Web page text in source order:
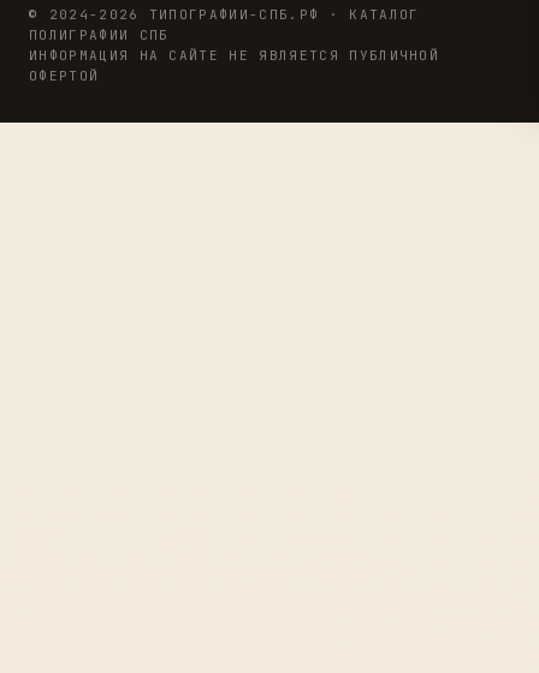
© 2024-2026 ТИПОГРАФИИ-СПБ.РФ · КАТАЛОГ
ПОЛИГРАФИИ СПБ
ИНФОРМАЦИЯ НА САЙТЕ НЕ ЯВЛЯЕТСЯ ПУБЛИЧНОЙ
ОФЕРТОЙ